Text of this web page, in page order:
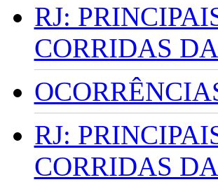
RJ:
CORRIDAS
RJ:
CORRIDAS